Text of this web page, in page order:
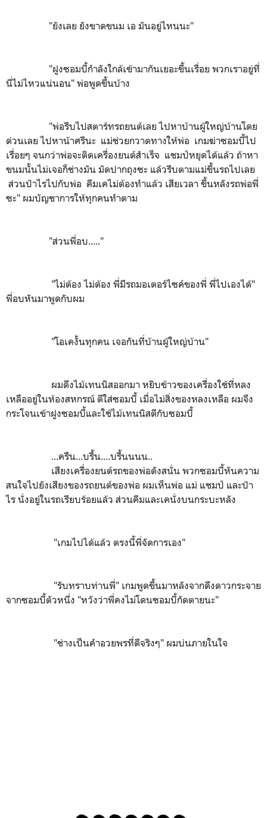
"ยังเลย ยังขาดขนม เอ มันอยู่ไหนนะ"
"ฝูงซอมบี้กำลังใกล้เข้ามากันเยอะขึ้นเรื่อย พวกเราอยู่ที่
นี่ไม่ไหวแน่นอน" พ่อพูดขึ้นบ้าง
"พ่อรีบไปสตาร์ทรถยนต์เลย ไปหาบ้านผู้ใหญ่บ้านโดย
ด่วนเลย ไปหาน้าศรีนะ แม่ช่วยกวาดทางให้พ่อ เกมฆ่าซอมบี้ไป
เรื่อยๆ จนกว่าพ่อจะติดเครื่องยนต์สำเร็จ แชมป์หยุดได้แล้ว ถ้าหา
ขนมนั้นไม่เจอก็ช่างมัน มัดปากถุงซะ แล้วรีบตามแม่ขึ้นรถไปเลย
ส่วนป้าไรไปกับพ่อ คีมเคไม่ต้องทำแล้ว เสียเวลา ขึ้นหลังรถพ่อพี่
ซะ" ผมบัญชาการให้ทุกคนทำตาม
"ส่วนพี่อบ....."
"ไม่ต้อง ไม่ต้อง พี่มีรถมอเตอร์ไซค์ของพี่ พี่ไปเองได้"
พี่อบหันมาพูดกับผม
"โอเคงั้นทุกคน เจอกันที่บ้านผู้ใหญ่บ้าน"
ผมดึงไม้เทนนิสออกมา หยิบข้าวของเครื่องใช้ที่หลง
เหลืออยู่ในห้องสหกรณ์ ตีใส่ซอมบี้ เมื่อไม่สิ่งของหลงเหลือ ผมจึง
กระโจนเข้าฝูงซอมบี้และใช้ไม้เทนนิสตีกับซอมบี้
...ครืน...บรื้น....บรื้นนนน..
เสียงเครื่องยนต์รถของพ่อดังสนั่น พวกซอมบี้หันความ
สนใจไปยังเสียงของรถยนต์ของพ่อ ผมเห็นพ่อ แม่ แชมป์ และป้า
ไร นั่งอยู่ในรถเรียบร้อยแล้ว ส่วนคีมและเคนั่งบนกระบะหลัง
"เกมไปได้แล้ว ตรงนี้พี่จัดการเอง"
"รับทราบท่านพี่" เกมพูดขึ้นมาหลังจากดึงดาวกระจาย
จากซอมบี้ตัวหนึ่ง "หวังว่าพี่คงไม่โดนซอมบี้กัดตายนะ"
"ช่างเป็นคำอวยพรที่ดีจริงๆ" ผมบ่นภายในใจ